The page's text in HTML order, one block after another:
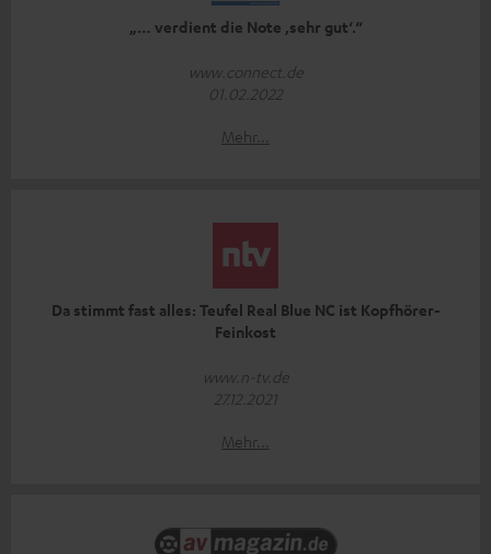
„… verdient die Note ‚sehr gut‘.“
www.connect.de
01.02.2022
Mehr...
Da stimmt fast alles: Teufel Real Blue NC ist Kopfhörer-
Feinkost
www.n-tv.de
27.12.2021
Mehr...